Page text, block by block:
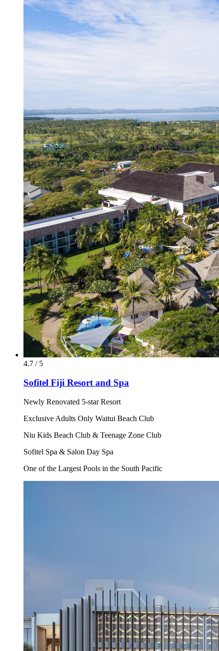
4.7 / 5
Sofitel Fiji Resort and Spa
Newly Renovated 5-star Resort
Exclusive Adults Only Waitui Beach Club
Niu Kids Beach Club & Teenage Zone Club
Sofitel Spa & Salon Day Spa
One of the Largest Pools in the South Pacific